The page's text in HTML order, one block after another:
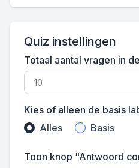
Quiz instellingen
Totaal aantal vragen in
Kies of alleen de basis
Alles
Basis
Toon knop "Antwoord